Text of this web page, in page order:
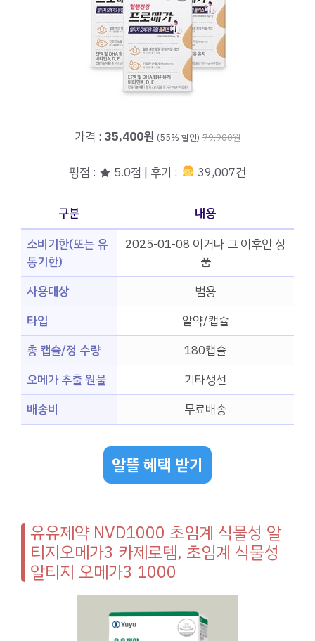
가격 : 35,400원 (55% 할인) 79,900원
평점 : ★ 5.0점 | 후기 : 39,007건
구분
내용
소비기한(또는 유
통기한)
2025-01-08 이거나 그 이후인 상
품
사용대상
범용
타입
알약/캡슐
총 캡슐/정 수량
180캡슐
오메가 추출 원물
기타생선
배송비
무료배송
알뜰 혜택 받기
유유제약 NVD1000 초임계 식물성 알
티지오메가3 카제로템, 초임계 식물성
알티지 오메가3 1000